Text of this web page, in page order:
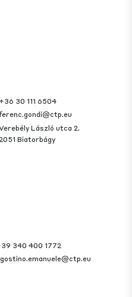
+36 30 111 6504
László utca 2.
Biatorbágy
340 400 1772